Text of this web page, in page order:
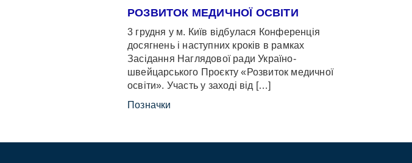
РОЗВИТОК МЕДИЧНОЇ ОСВІТИ
3 грудня у м. Київ відбулася Конференція
досягнень і наступних кроків в рамках
Засідання Наглядової ради Україно-
швейцарського Проєкту «Розвиток медичної
освіти». Участь у заході від […]
Позначки